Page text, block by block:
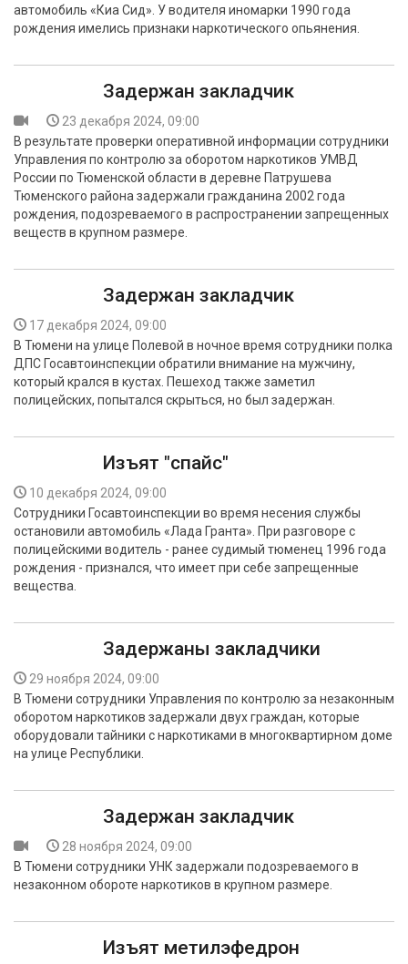
автомобиль «Киа Сид». У водителя иномарки 1990 года
рождения имелись признаки наркотического опьянения.
Задержан закладчик
23 декабря 2024, 09:00
В результате проверки оперативной информации сотрудники
Управления по контролю за оборотом наркотиков УМВД
России по Тюменской области в деревне Патрушева
Тюменского района задержали гражданина 2002 года
рождения, подозреваемого в распространении запрещенных
веществ в крупном размере.
Задержан закладчик
17 декабря 2024, 09:00
В Тюмени на улице Полевой в ночное время сотрудники полка
ДПС Госавтоинспекции обратили внимание на мужчину,
который крался в кустах. Пешеход также заметил
полицейских, попытался скрыться, но был задержан.
Изъят "спайс"
10 декабря 2024, 09:00
Сотрудники Госавтоинспекции во время несения службы
остановили автомобиль «Лада Гранта». При разговоре с
полицейскими водитель - ранее судимый тюменец 1996 года
рождения - признался, что имеет при себе запрещенные
вещества.
Задержаны закладчики
29 ноября 2024, 09:00
В Тюмени сотрудники Управления по контролю за незаконным
оборотом наркотиков задержали двух граждан, которые
оборудовали тайники с наркотиками в многоквартирном доме
на улице Республики.
Задержан закладчик
28 ноября 2024, 09:00
В Тюмени сотрудники УНК задержали подозреваемого в
незаконном обороте наркотиков в крупном размере.
Изъят метилэфедрон